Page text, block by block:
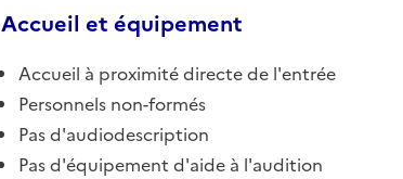
Accueil et équipement
Accueil à proximité directe de l'entrée
Personnels non-formés
Pas d'audiodescription
Pas d'équipement d'aide à l'audition